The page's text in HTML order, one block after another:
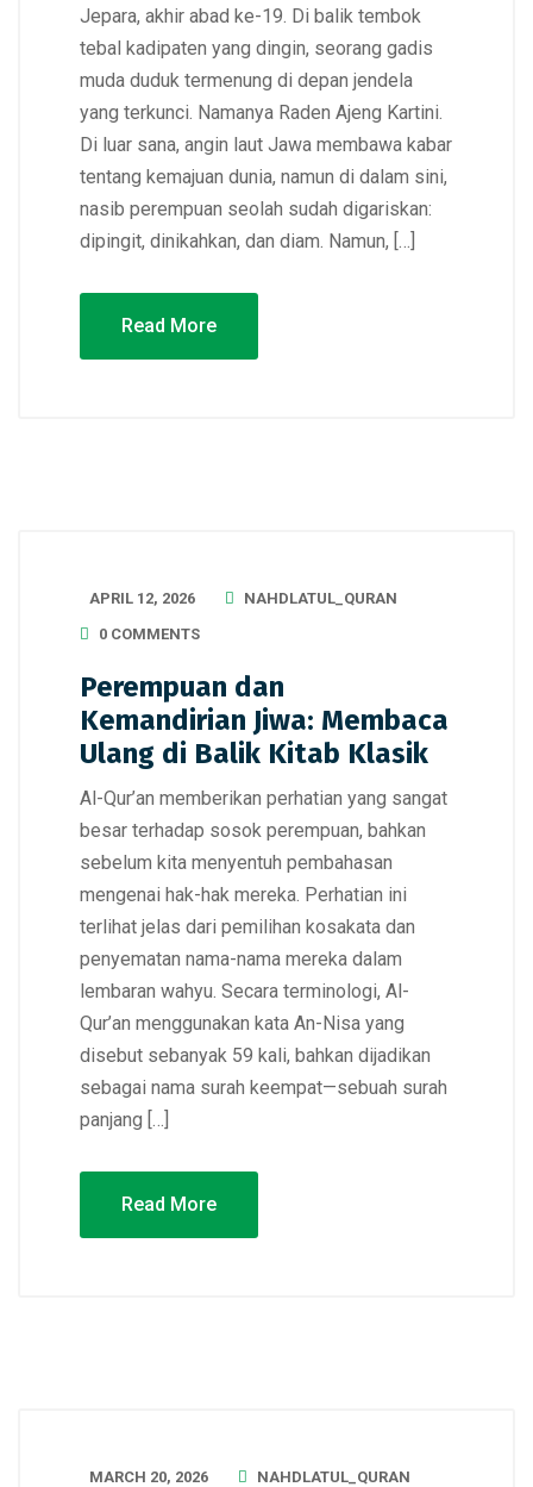
Jepara, akhir abad ke-19. Di balik tembok
tebal kadipaten yang dingin, seorang gadis
muda duduk termenung di depan jendela
yang terkunci. Namanya Raden Ajeng Kartini.
Di luar sana, angin laut Jawa membawa kabar
tentang kemajuan dunia, namun di dalam sini,
nasib perempuan seolah sudah digariskan:
dipingit, dinikahkan, dan diam. Namun, […]
Read More
APRIL 12, 2026
NAHDLATUL_QURAN
0 COMMENTS
Perempuan dan
Kemandirian Jiwa: Membaca
Ulang di Balik Kitab Klasik
Al-Qur’an memberikan perhatian yang sangat
besar terhadap sosok perempuan, bahkan
sebelum kita menyentuh pembahasan
mengenai hak-hak mereka. Perhatian ini
terlihat jelas dari pemilihan kosakata dan
penyematan nama-nama mereka dalam
lembaran wahyu. Secara terminologi, Al-
Qur’an menggunakan kata An-Nisa yang
disebut sebanyak 59 kali, bahkan dijadikan
sebagai nama surah keempat—sebuah surah
panjang […]
Read More
MARCH 20, 2026
NAHDLATUL_QURAN